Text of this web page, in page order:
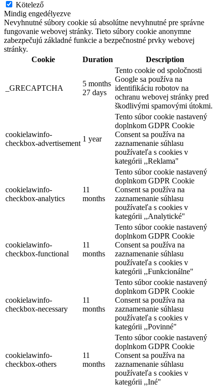
Thermalpark Dunajská Streda
Kötelező
Mindig engedélyezve
Nevyhnutné súbory cookie sú absolútne nevyhnutné pre správne
fungovanie webovej stránky. Tieto súbory cookie anonymne
zabezpečujú základné funkcie a bezpečnostné prvky webovej
stránky.
Cookie
Duration Description
_GRECAPTCHA
5 months
27 days
Tento cookie od spoločnosti
Google sa používa na
identifikáciu robotov na
ochranu webovej stránky pred
škodlivými spamovými útokmi.
cookielawinfo-
checkbox-advertisement
1 year
Tento súbor cookie nastavený
doplnkom GDPR Cookie
Consent sa používa na
zaznamenanie súhlasu
používateľa s cookies v
kategórii ,,Reklama"
cookielawinfo-
checkbox-analytics
11
months
Tento súbor cookie nastavený
doplnkom GDPR Cookie
Consent sa používa na
zaznamenanie súhlasu
používateľa s cookies v
kategórii ,,Analytické"
cookielawinfo-
checkbox-functional
11
months
Tento súbor cookie nastavený
doplnkom GDPR Cookie
Consent sa používa na
zaznamenanie súhlasu
používateľa s cookies v
kategórii ,,Funkcionálne"
cookielawinfo-
checkbox-necessary
11
months
Tento súbor cookie nastavený
doplnkom GDPR Cookie
Consent sa používa na
zaznamenanie súhlasu
používateľa s cookies v
kategórii ,,Povinné"
cookielawinfo-
checkbox-others
11
months
Tento súbor cookie nastavený
doplnkom GDPR Cookie
Consent sa používa na
zaznamenanie súhlasu
používateľa s cookies v
kategórii ,,Iné"